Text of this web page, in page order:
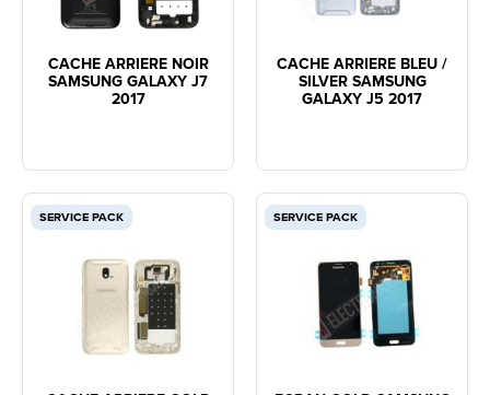
CACHE ARRIERE NOIR
SAMSUNG GALAXY J7
2017
CACHE ARRIERE BLEU /
SILVER SAMSUNG
GALAXY J5 2017
SERVICE PACK SERVICE PACK